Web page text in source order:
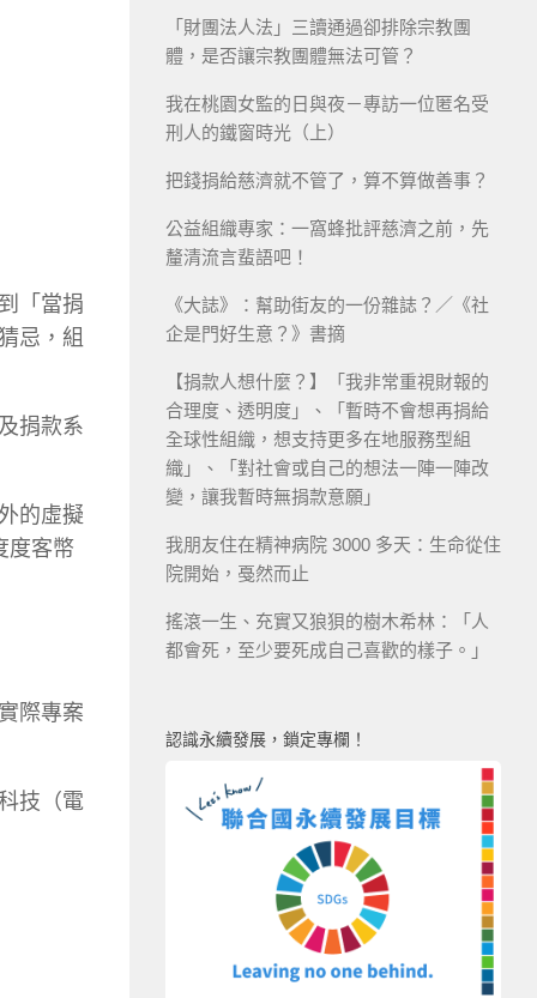
「當捐
忌，組
捐款系
的虛擬
度客幣
際專案
技（電
「財團法人法」三讀通過卻排除宗教團
體，是否讓宗教團體無法可管？
我在桃園女監的日與夜－專訪一位匿名受
刑人的鐵窗時光（上）
把錢捐給慈濟就不管了，算不算做善事？
公益組織專家：一窩蜂批評慈濟之前，先
釐清流言蜚語吧！
《大誌》：幫助街友的一份雜誌？／《社
企是門好生意？》書摘
【捐款人想什麼？】「我非常重視財報的
合理度、透明度」、「暫時不會想再捐給
全球性組織，想支持更多在地服務型組
織」、「對社會或自己的想法一陣一陣改
變，讓我暫時無捐款意願」
我朋友住在精神病院 3000 多天：生命從住
院開始，戞然而止
搖滾一生、充實又狼狽的樹木希林：「人
都會死，至少要死成自己喜歡的樣子。」
認識永續發展，鎖定專欄！